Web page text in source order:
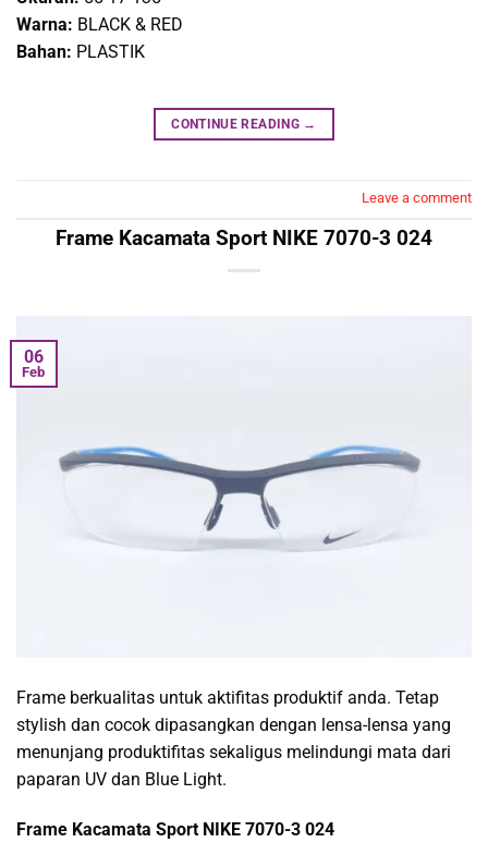
Warna: BLACK & RED
Bahan: PLASTIK
CONTINUE READING →
Leave a comment
Frame Kacamata Sport NIKE 7070-3 024
06
Feb
Frame berkualitas untuk aktifitas produktif anda. Tetap
stylish dan cocok dipasangkan dengan lensa-lensa yang
menunjang produktifitas sekaligus melindungi mata dari
paparan UV dan Blue Light.
Frame Kacamata Sport NIKE 7070-3 024